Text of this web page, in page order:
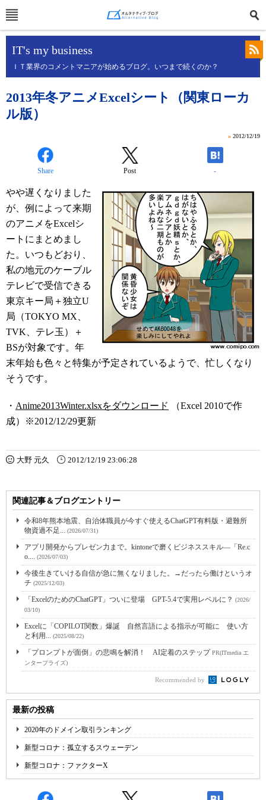
IT's my business
ＩＴ業界のコメントマニアが始めるブログ。いつまで続くのか？
2013年冬アニメExcelシート（関東ローカ
ル版）
» 2012/12/19
Share Post -
やや遅くなりました
が、例によって来期
のアニメをExcelシ
ートにまとめまし
た。いつもどおり、
私の地元のケーブル
テレビで受信できる
東京キー局＋独立U
局（TOKYO MX、
TVK、テレ玉）＋
BSが対象です。年
末年始も色々と特集が予定されているようで、忙しくなり
そうです。
・ Anime2013Winter.xlsxをダウンロード
（Excel 2010で作
成）※2012/12/29更新
大野 元久 2012/12/19 23:06:28
関連記事＆ブログエントリー
令和8年熊本地震、自治体職員が今すぐ使えるChatGPT有料版・避難所
物資過不足... (2026/07/31)
アプリ開発からプレゼン力まで。kintoneで磨くビジネススキル―「Re.c
o.... (2026/07/03)
今後生きていける自信が急に無くなりました。→だったら働けというオ
チ (2025/12/03)
「ExcelのためのChatGPT」ついに登場 GPT-5.4で実用レベルに？ (2026/
03/10)
Excelに「COPILOT関数」爆誕 自然言語による指示が可能に 使い方
と利用... (2025/08/22)
「プロンプトが面倒」の悲鳴を解消！ AI定着のステップPR(ITmedia エ
ンタープライズ)
Recommended by
最新の投稿
2020年のドメイン取引ランキング
新型コロナ：孤立するスウェーデン
新型コロナ：ファクターX